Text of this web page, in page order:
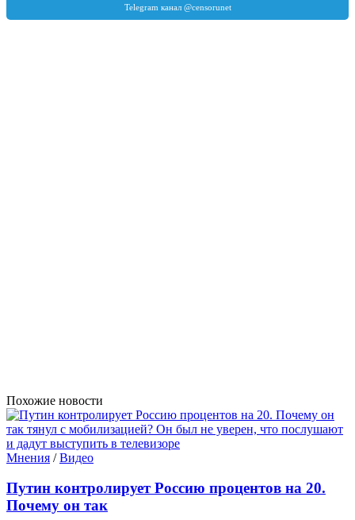
Похожие новости
Мнения /Видео
Путин контролирует Россию процентов на 20.
Почему он так